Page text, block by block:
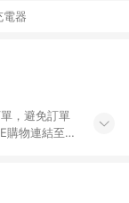
電器
，避免訂單
購物連結至蝦
皮商店進行